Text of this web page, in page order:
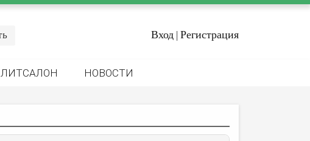
Вход | Регистрация
ЛИТСАЛОН НОВОСТИ